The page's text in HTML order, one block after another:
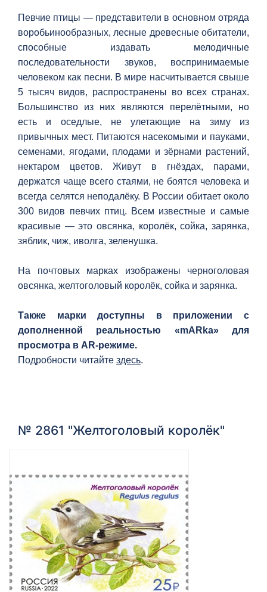
Певчие птицы — представители в основном отряда
воробьинообразных, лесные древесные обитатели,
способные издавать мелодичные
последовательности звуков, воспринимаемые
человеком как песни. В мире насчитывается свыше
5 тысяч видов, распространены во всех странах.
Большинство из них являются перелётными, но
есть и оседлые, не улетающие на зиму из
привычных мест. Питаются насекомыми и пауками,
семенами, ягодами, плодами и зёрнами растений,
нектаром цветов. Живут в гнёздах, парами,
держатся чаще всего стаями, не боятся человека и
всегда селятся неподалёку. В России обитает около
300 видов певчих птиц. Всем известные и самые
красивые — это овсянка, королёк, сойка, зарянка,
зяблик, чиж, иволга, зеленушка.
На почтовых марках изображены черноголовая
овсянка, желтоголовый королёк, сойка и зарянка.
Также марки доступны в приложении с
дополненной реальностью «mARka» для
просмотра в AR-режиме.
Подробности читайте здесь.
№ 2861 "Желтоголовый королёк"